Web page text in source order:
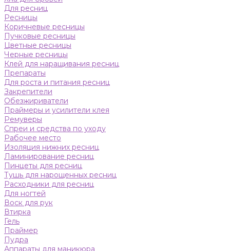
Для ресниц
Ресницы
Коричневые ресницы
Пучковые ресницы
Цветные ресницы
Черные ресницы
Клей для наращивания ресниц
Препараты
Для роста и питания ресниц
Закрепители
Обезжириватели
Праймеры и усилители клея
Ремуверы
Спреи и средства по уходу
Рабочее место
Изоляция нижних ресниц
Ламинирование ресниц
Пинцеты для ресниц
Тушь для нарощенных ресниц
Расходники для ресниц
Для ногтей
Воск для рук
Втирка
Гель
Праймер
Пудра
Аппараты для маникюра